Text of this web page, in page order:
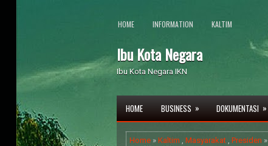
HOME INFORMATION KALTIM
Ibu Kota Negara
Ibu Kota Negara IKN
HOME BUSINESS » DOKUMENTASI »
Home » Kaltim , Masyarakat , Presiden